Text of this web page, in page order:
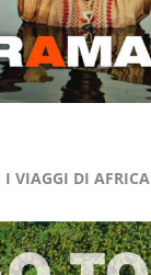
I VIAGGI DI AFRICA